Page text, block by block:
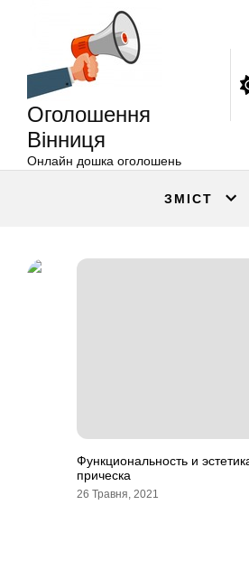
Оголошення
Вінниця
Онлайн дошка оголошень
ЗМІСТ
Функциональность и
прическа
26 Травня, 2021